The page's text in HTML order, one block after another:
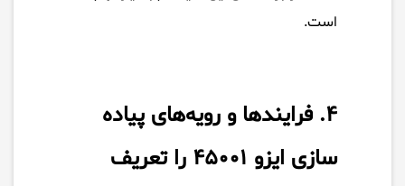
است.
۴. فرایندها و رویه‌های پیاده
سازی ایزو ۴۵۰۰۱ را تعریف